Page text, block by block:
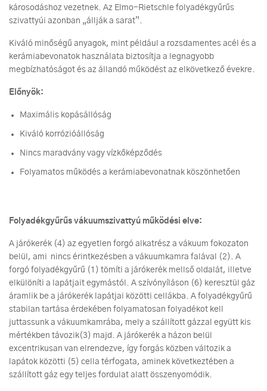
károsodáshoz vezetnek. Az Elmo-Rietschle folyadékgyűrűs
szivattyúi azonban „állják a sarat”.
Kiváló minőségű anyagok, mint például a rozsdamentes acél és a
kerámiabevonatok használata biztosítja a legnagyobb
megbízhatóságot és az állandó működést az elkövetkező évekre.
Előnyök:
Maximális kopásállóság
Kiváló korrózióállóság
Nincs maradvány vagy vízkőképződés
Folyamatos működés a kerámiabevonatnak köszönhetően
Folyadékgyűrűs vákuumszivattyú működési elve:
A járókerék (4) az egyetlen forgó alkatrész a vákuum fokozaton
belül, ami nincs érintkezésben a vákuumkamra falával (2). A
forgó folyadékgyűrű (1) tömíti a járókerék mellső oldalát, illetve
elkülöníti a lapátjait egymástól. A szívónyíláson (6) keresztül gáz
áramlik be a járókerék lapátjai közötti cellákba. A folyadékgyűrű
stabilan tartása érdekében folyamatosan folyadékot kell
juttassunk a vákuumkamrába, mely a szállított gázzal együtt kis
mértékben távozik(3) majd. A járókerék a házon belül
excentrikusan van elrendezve, így forgás közben változik a
lapátok közötti (5) cella térfogata, aminek következtében a
szállított gáz egy teljes fordulat alatt összenyomódik.